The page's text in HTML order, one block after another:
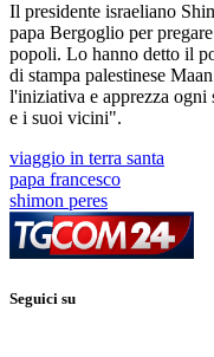
Il presidente israeliano
papa Bergoglio per
popoli. Lo hanno detto il
di stampa palestinese
l'iniziativa e apprezza ogni
e i suoi vicini".
viaggio in terra santa
papa francesco
shimon peres
Seguici su